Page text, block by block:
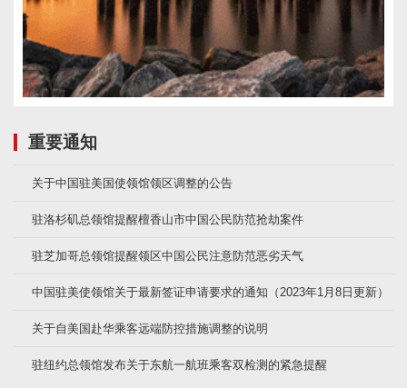
重要通知
关于中国驻美国使领馆领区调整的公告
驻洛杉矶总领馆提醒檀香山市中国公民防范抢劫案件
驻芝加哥总领馆提醒领区中国公民注意防范恶劣天气
中国驻美使领馆关于最新签证申请要求的通知（2023年1月8日更新）
关于自美国赴华乘客远端防控措施调整的说明
驻纽约总领馆发布关于东航一航班乘客双检测的紧急提醒